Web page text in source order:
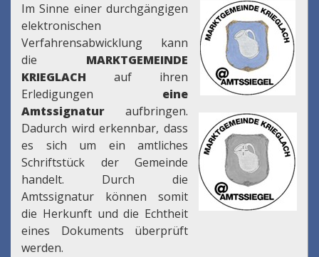
Im Sinne einer durchgängigen
elektronischen
Verfahrensabwicklung kann
die MARKTGEMEINDE
KRIEGLACH auf ihren
Erledigungen eine
Amtssignatur aufbringen.
Dadurch wird erkennbar, dass
es sich um ein amtliches
Schriftstück der Gemeinde
handelt. Durch die
Amtssignatur können somit
die Herkunft und die Echtheit
eines Dokuments überprüft
werden.